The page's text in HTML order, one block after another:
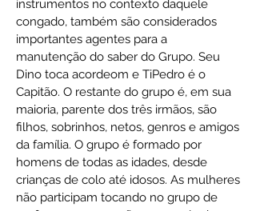
instrumentos no contexto daquele
congado, também são considerados
importantes agentes para a
manutenção do saber do Grupo. Seu
Dino toca acordeom e TiPedro é o
Capitão. O restante do grupo é, em sua
maioria, parente dos três irmãos, são
filhos, sobrinhos, netos, genros e amigos
da família. O grupo é formado por
homens de todas as idades, desde
crianças de colo até idosos. As mulheres
não participam tocando no grupo de